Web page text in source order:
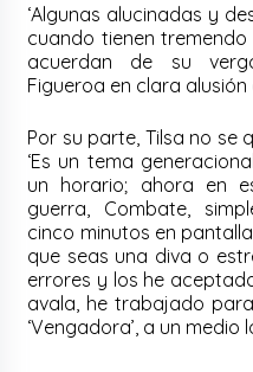
‘Algunas alucinadas y
cuando tienen
acuerdan de su
Figueroa en clara alusión
Por su parte, Tilsa no se
‘Es un tema
un horario; ahora en
guerra, Combate,
cinco minutos en
que seas una diva o
errores y los he
avala, he trabajado
‘Vengadora’, a un medio